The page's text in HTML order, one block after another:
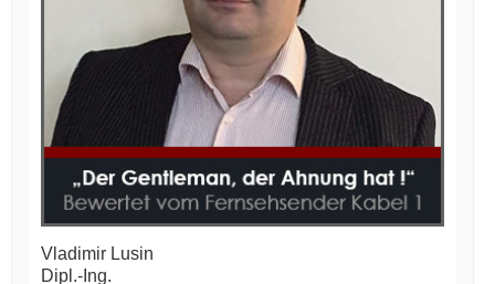
Vladimir Lusin
Dipl.-Ing.